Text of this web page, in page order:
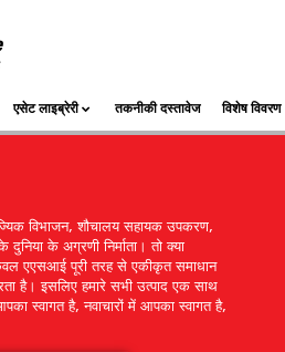
एसेट लाइब्रेरी तकनीकी दस्तावेज विशेष विवरण
विभाजन, शौचालय सहायक उपकरण,
के अग्रणी निर्माता। तो क्या
एएसआई पूरी तरह से एकीकृत समाधान
है। इसलिए हमारे सभी उत्पाद एक साथ
स्वागत है, नवाचारों में आपका स्वागत है,